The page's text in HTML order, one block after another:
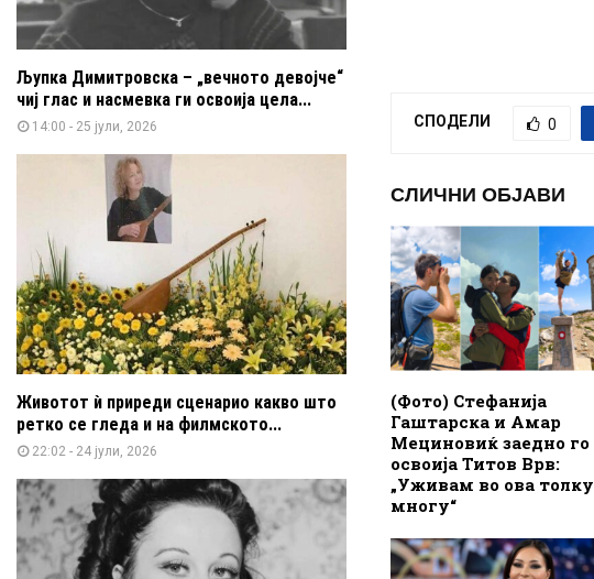
СПОДЕЛИ 0
СЛИЧНИ ОБЈАВИ
(Фото) Стефанија
Гаштарска и Амар
Мециновиќ заедно го
освоија Титов Врв:
„Уживам во ова толку
многу“
Љупка Димитровска – „вечното девојче“
чиј глас и насмевка ги освоија цела...
14:00 - 25 јули, 2026
Животот ѝ приреди сценарио какво што
ретко се гледа и на филмското...
22:02 - 24 јули, 2026